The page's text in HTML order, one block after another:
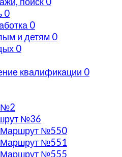
0
0
и детям 0
0
квалификации 0
№2
№36
Маршрут №550
Маршрут №551
Маршрут №555